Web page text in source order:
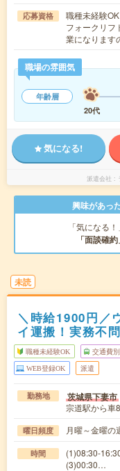
応募資格
職種未経験
フォークリフ
業になります
職場の雰囲気
年齢層
20代
気になる!
派遣会社
興味があっ
「気になる
「面談確約
未読
＼時給1900円／
イ運搬！実務不問
職種未経験OK 交通費
WEB登録OK 派遣
勤務地 茨城県下妻市
宗道駅から車
曜日頻度 月曜～金曜の
時間
(1)08:30-
(3)00:30…